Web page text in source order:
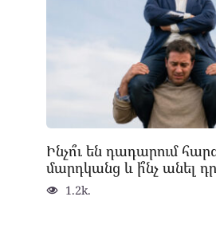
Ինչո՞ւ են դադարում
մարդկանց և ի՞նչ անել
1.2k.